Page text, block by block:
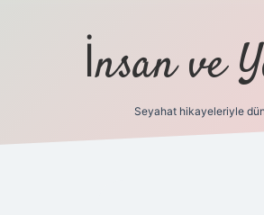
İnsan ve
Seyahat hikayeleriyle